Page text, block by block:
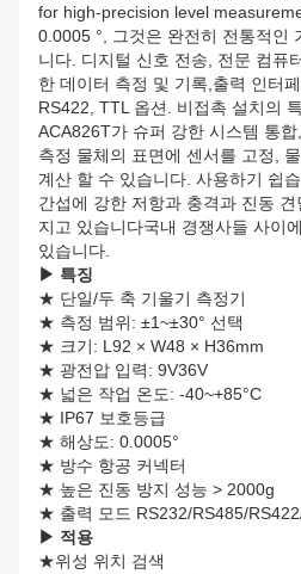
for high-precision level
0.0005 °, 그것은 완전히 전통적인
니다. 디지털 신호 전송, 전문 컴퓨
한 데이터 측정 및 기록,출력 인터
RS422, TTL 옵션. 비접촉 설치의
ACA826T가 슈퍼 강한 시스템 통
측정 물체의 표면에 센서를 고정,
계산 할 수 있습니다. 사용하기 쉽
간섭에 강한 저항과 충격과 진동
지고 있습니다국내 경쟁사들 사이
있습니다.
▶ 특징
★ 단일/두 축 기울기 측정기
★ 측정 범위: ±1~±30° 선택
★ 크기: L92 × W48 × H36mm
★ 광전압 입력: 9V36V
★ 넓은 작업 온도: -40~+85°C
★ IP67 보호등급
★ 해상도: 0.0005°
★ 방수 항공 커넥터
★ 높은 진동 방지 성능 > 2000g
★ 출력 모드 RS232/RS485/
▶ 적용
★위성 위치 검색